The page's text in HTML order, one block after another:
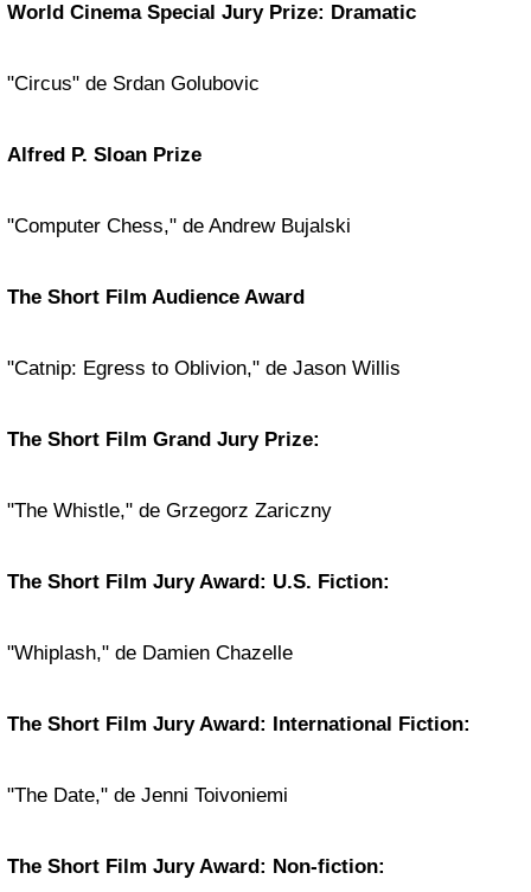
World Cinema Special Jury Prize: Dramatic
"Circus" de Srdan Golubovic
Alfred P. Sloan Prize
"Computer Chess," de Andrew Bujalski
The Short Film Audience Award
"Catnip: Egress to Oblivion," de Jason Willis
The Short Film Grand Jury Prize:
"The Whistle," de Grzegorz Zariczny
The Short Film Jury Award: U.S. Fiction:
"Whiplash," de Damien Chazelle
The Short Film Jury Award: International Fiction:
"The Date," de Jenni Toivoniemi
The Short Film Jury Award: Non-fiction: